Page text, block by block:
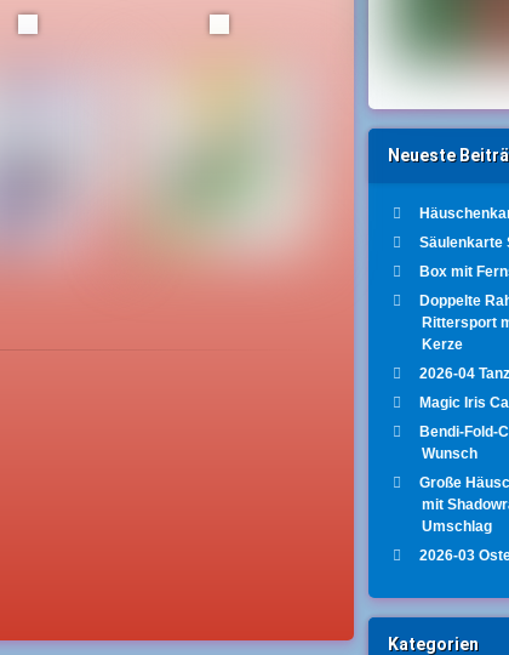
Neueste
Säulenkarte
Box mit
Doppelte
Rittersport
Kerze
2026-04
Magic Iris
Bendi-Fold-
Wunsch
Große
mit
Umschlag
2026-03
Kategorien